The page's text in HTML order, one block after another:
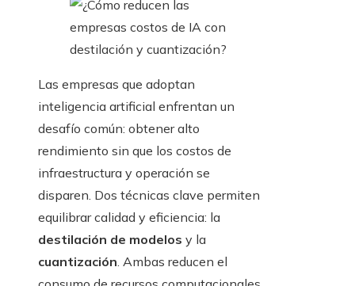
Las empresas que adoptan
inteligencia artificial enfrentan un
desafío común: obtener alto
rendimiento sin que los costos de
infraestructura y operación se
disparen. Dos técnicas clave permiten
equilibrar calidad y eficiencia: la
destilación de modelos y la
cuantización. Ambas reducen el